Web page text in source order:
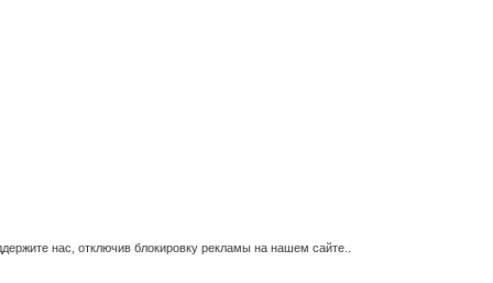
нас, отключив блокировку рекламы на нашем сайте..